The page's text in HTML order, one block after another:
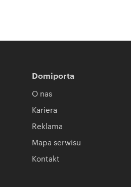
Domiporta
O nas
Kariera
Reklama
Mapa serwisu
Kontakt